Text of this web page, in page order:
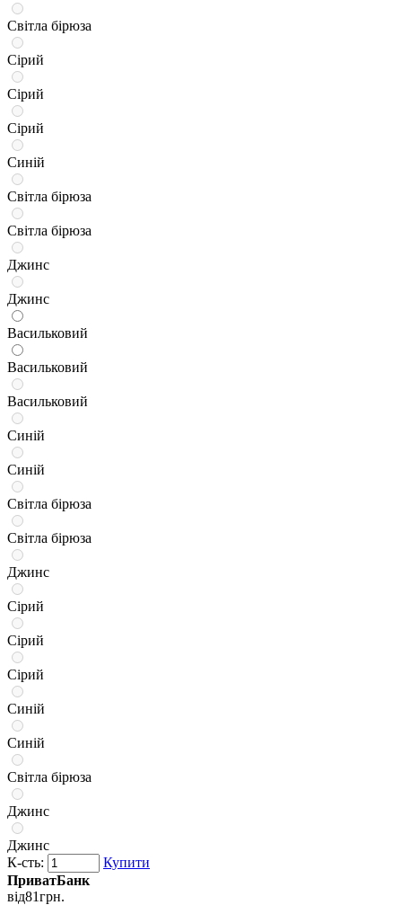
Світла бірюза
Сірий
Сірий
Сірий
Синій
Світла бірюза
Світла бірюза
Джинс
Джинс
Васильковий
Васильковий
Васильковий
Синій
Синій
Світла бірюза
Світла бірюза
Джинс
Сірий
Сірий
Сірий
Синій
Синій
Світла бірюза
Джинс
Джинс
К-сть:
Купити
ПриватБанк
від81грн.